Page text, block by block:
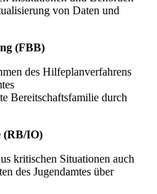
von Daten und
(FBB)
des Hilfeplanverfahrens
Bereitschaftsfamilie durch
(RB/IO)
kritischen Situationen auch
des Jugendamtes über